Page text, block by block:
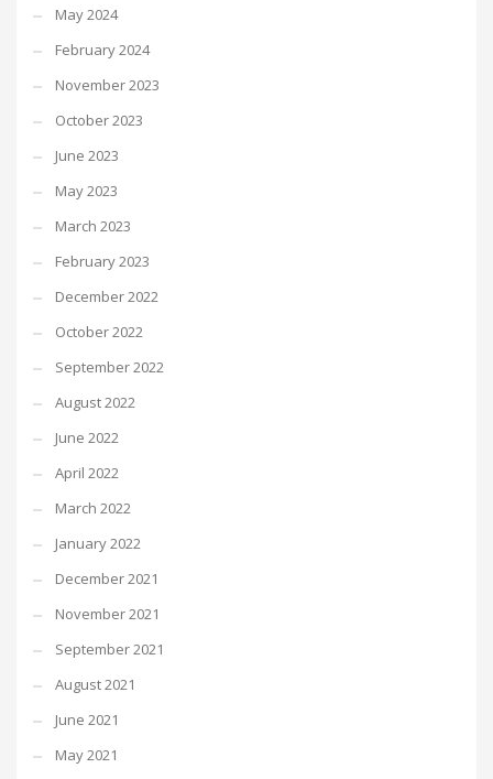
May 2024
February 2024
November 2023
October 2023
June 2023
May 2023
March 2023
February 2023
December 2022
October 2022
September 2022
August 2022
June 2022
April 2022
March 2022
January 2022
December 2021
November 2021
September 2021
August 2021
June 2021
May 2021